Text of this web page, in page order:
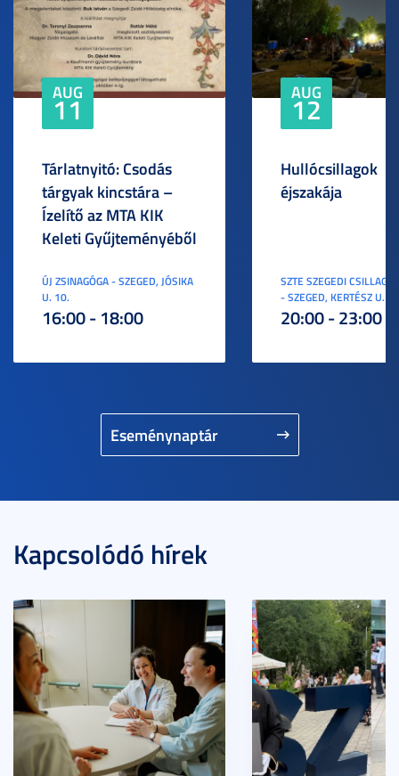
Eseménynaptár
AUG
11
Tárlatnyitó: Csodás
tárgyak kincstára –
Ízelítő az MTA KIK
Keleti Gyűjteményéből
ÚJ ZSINAGÓGA - SZEGED, JÓSIKA
U. 10.
16:00 - 18:00
AUG
12
Hullócsillagok
éjszakája
SZTE SZEGEDI
- SZEGED, KERTÉSZ U. 3.
20:00 - 23:00
Kapcsolódó hírek